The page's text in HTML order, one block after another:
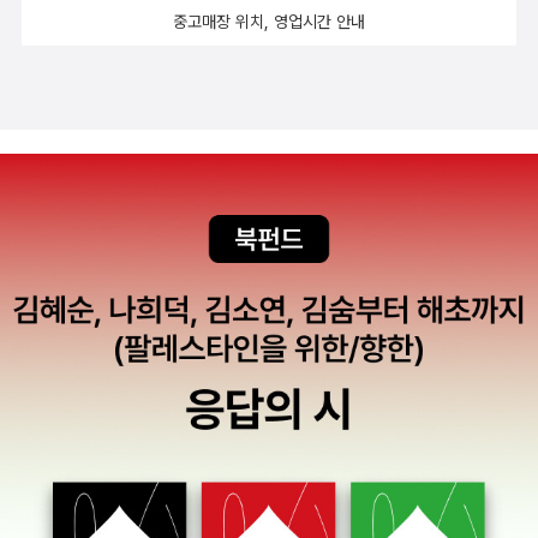
다.그리고, 몇 가지 다른 표지들도 모아봤다. 맨 왼쪽에 있는 책은 펭
(제 친구는 도라에몽이라더군요.)6) 헌책방이나 도서관의 책에서 발
인생의 스승으로 여기고 싶은 인물이 등장하는 책이 있었나요?10)
신의 낙원을 발견하신 적이 있나요?
중고매장 위치, 영업시간 안내